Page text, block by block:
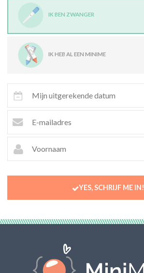
IK BEN ZWANGER
IK HEB AL EEN MINIME
YES, SCHRIJF ME IN!